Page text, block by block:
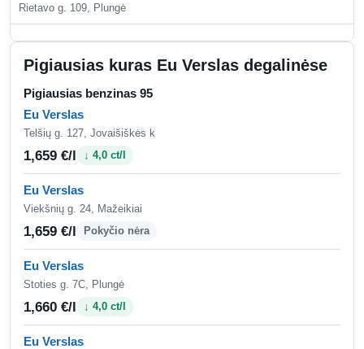
Rietavo g. 109, Plungė
Pigiausias kuras Eu Verslas degalinėse
Pigiausias benzinas 95
Eu Verslas
Telšių g. 127, Jovaišiškės k
1,659 €/l ↓ 4,0 ct/l
Eu Verslas
Viekšnių g. 24, Mažeikiai
1,659 €/l Pokyčio nėra
Eu Verslas
Stoties g. 7C, Plungė
1,660 €/l ↓ 4,0 ct/l
Eu Verslas